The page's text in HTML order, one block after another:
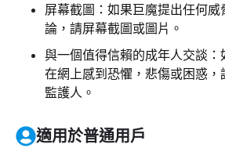
屏幕截圖：如果巨魔提出任何
論，請屏幕截圖或圖片。
與一個值得信賴的成年人交談
在網上感到恐懼，悲傷或困惑
監護人。
適用於普通用戶